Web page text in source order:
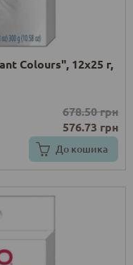
Colours", 12х25 г,
678.50 грн
576.73 грн
До кошика